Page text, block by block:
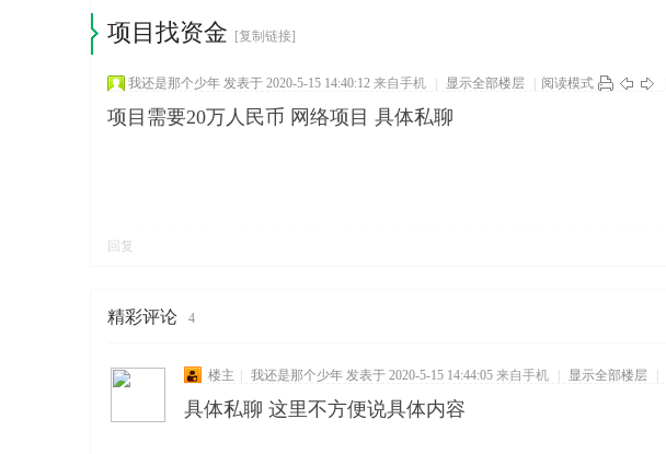
项目找资金 [复制链接]
我还是那个少年 发表于 2020-5-15 14:40:12 来自手机 显示全部楼层 阅读模式
项目需要20万人民币 网络项目 具体私聊
回复
精彩评论 4
楼主 我还是那个少年 发表于 2020-5-15 14:44:05 来自手机 显示全部楼层
具体私聊 这里不方便说具体内容